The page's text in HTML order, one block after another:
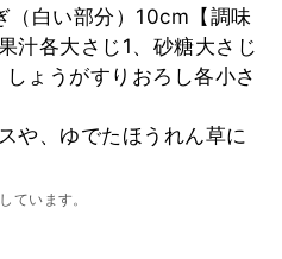
（白い部分）10cm【調味
汁各大さじ1、砂糖大さじ
ょうがすりおろし各小さ
や、ゆでたほうれん草に
ています。